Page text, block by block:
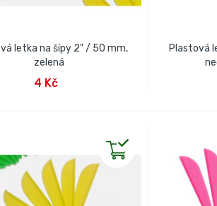
letka na šípy 2" / 50 mm,
zelená
4 Kč
Plastová